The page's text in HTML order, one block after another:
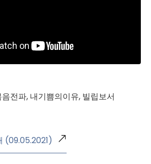
전파, 내기쁨의이유, 빌립보서
(09.05.2021)